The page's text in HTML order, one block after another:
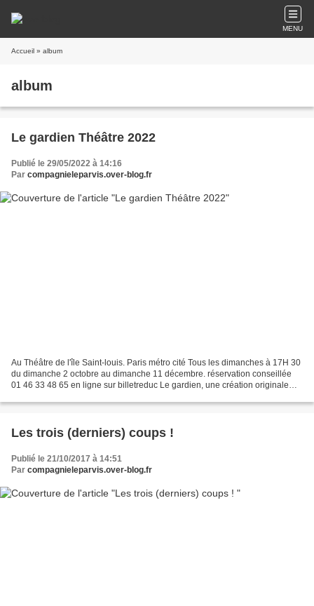
MENU
Accueil » album
album
Le gardien Théâtre 2022
Publié le 29/05/2022 à 14:16
Par compagnieleparvis.over-blog.fr
Au Théâtre de l'île Saint-louis. Paris métro cité Tous les dimanches à 17H 30
du dimanche 2 octobre au dimanche 11 décembre. réservation conseillée
01 46 33 48 65 en ligne sur billetreduc Le gardien, une création originale
Les trois (derniers) coups !
Publié le 21/10/2017 à 14:51
Par compagnieleparvis.over-blog.fr